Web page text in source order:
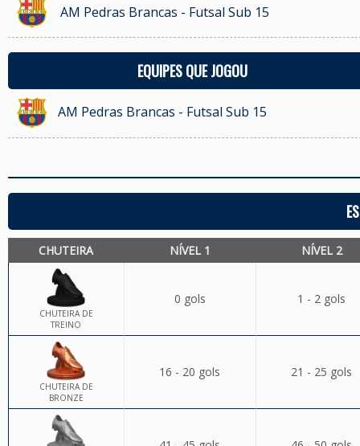
AM Pedras Brancas - Futsal Sub 15
EQUIPES QUE JOGOU
AM Pedras Brancas - Futsal Sub 15
CHUTEIRA NÍVEL 1 NÍVEL 2
CHUTEIRA DE
TREINO
0 gols 1 - 2 gols
CHUTEIRA DE
BRONZE
16 - 20 gols 21 - 25 gols